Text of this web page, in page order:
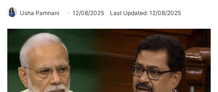
Usha Pamnani 12/08/2025 Last Updated: 12/08/2025